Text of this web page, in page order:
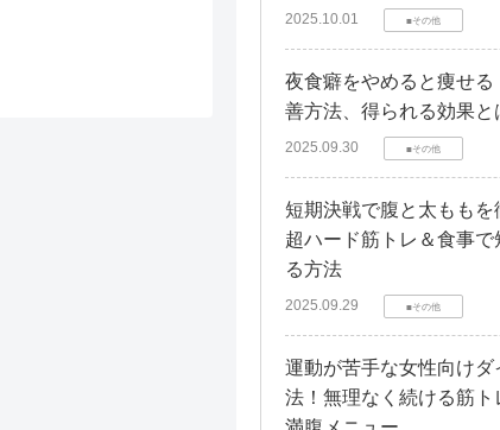
2025.10.01 ■その他
夜食癖をやめると痩せる
善方法、得られる効果と
2025.09.30 ■その他
短期決戦で腹と太ももを
超ハード筋トレ＆食事で
る方法
2025.09.29 ■その他
運動が苦手な女性向けダ
法！無理なく続ける筋ト